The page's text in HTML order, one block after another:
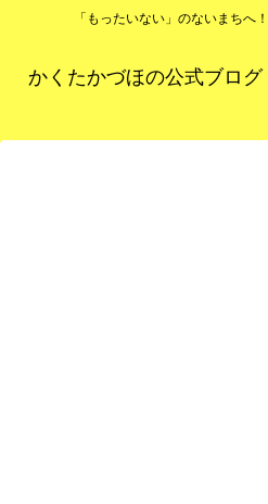
「もったいない」のないまちへ
かくたかづほの公式ブログ